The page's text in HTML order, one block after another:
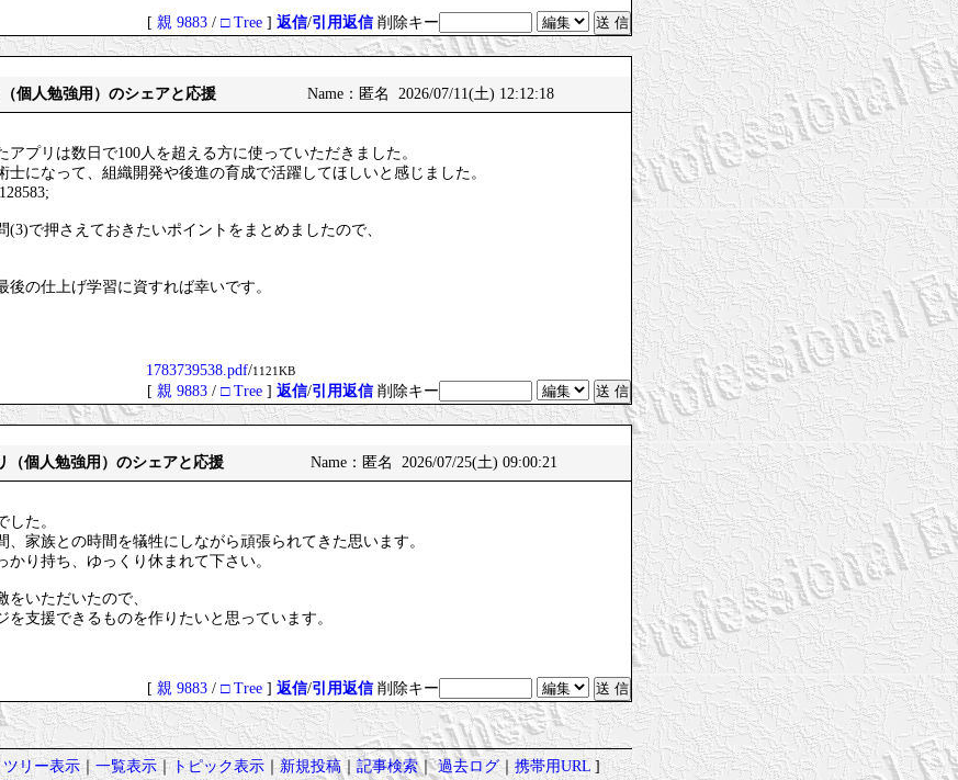
[ 親 9883 / □ Tree ] 返信/引用返信 削除キー
個人勉強用）のシェアと応援 Name：匿名 2026/07/11(土) 12:12:18
アプリは数日で100人を超える方に使っていただきました。
士になって、組織開発や後進の育成で活躍してほしいと感じました。
(3)で押さえておきたいポイントをまとめましたので、
後の仕上げ学習に資すれば幸いです。
1783739538.pdf/1121KB
[ 親 9883 / □ Tree ] 返信/引用返信 削除キー
（個人勉強用）のシェアと応援 Name：匿名 2026/07/25(土) 09:00:21
た。
、家族との時間を犠牲にしながら頑張られてきた思います。
かり持ち、ゆっくり休まれて下さい。
いただいたので、
を支援できるものを作りたいと思っています。
[ 親 9883 / □ Tree ] 返信/引用返信 削除キー
ツリー表示｜一覧表示｜トピック表示｜新規投稿｜記事検索｜過去ログ｜携帯用URL]